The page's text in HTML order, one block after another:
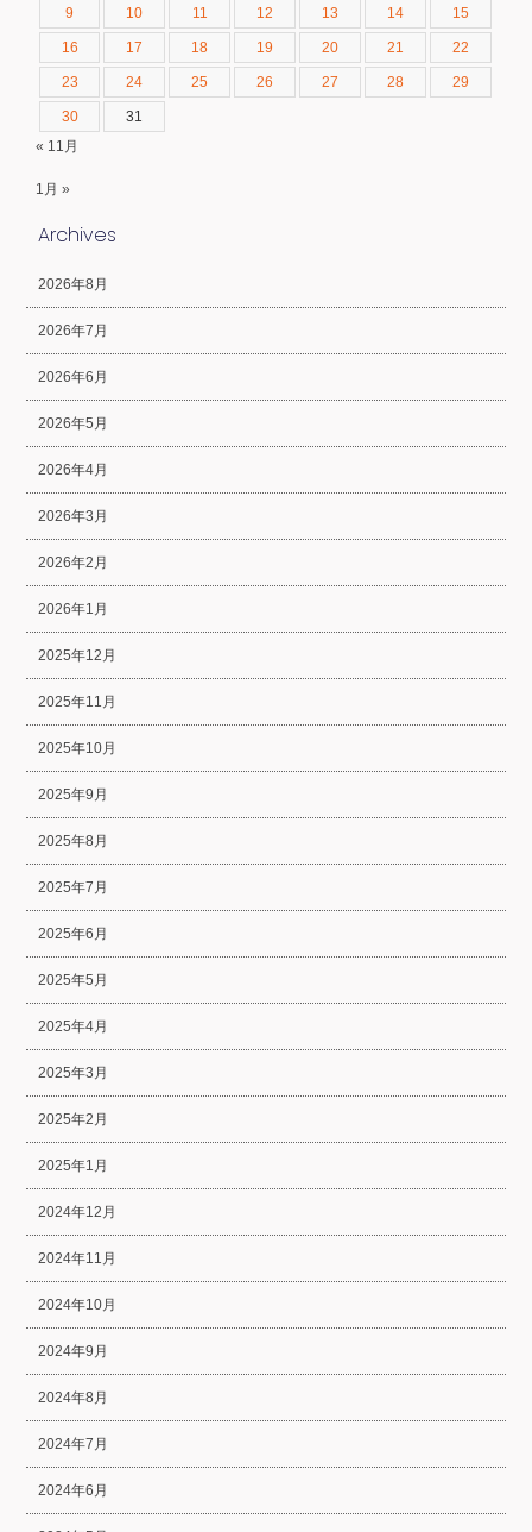
9 10 11 12 13 14 15
16 17 18 19 20 21 22
23 24 25 26 27 28 29
30
31
« 11月
1月 »
Archives
2026年8月
2026年7月
2026年6月
2026年5月
2026年4月
2026年3月
2026年2月
2026年1月
2025年12月
2025年11月
2025年10月
2025年9月
2025年8月
2025年7月
2025年6月
2025年5月
2025年4月
2025年3月
2025年2月
2025年1月
2024年12月
2024年11月
2024年10月
2024年9月
2024年8月
2024年7月
2024年6月